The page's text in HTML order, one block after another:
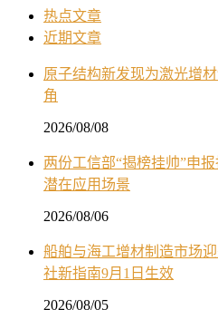
热点文章
近期文章
原子结构新发现为激光增
角
2026/08/08
两份工信部“揭榜挂帅”申
潜在应用场景
2026/08/06
船舶与海工增材制造市场
社新指南9月1日生效
2026/08/05